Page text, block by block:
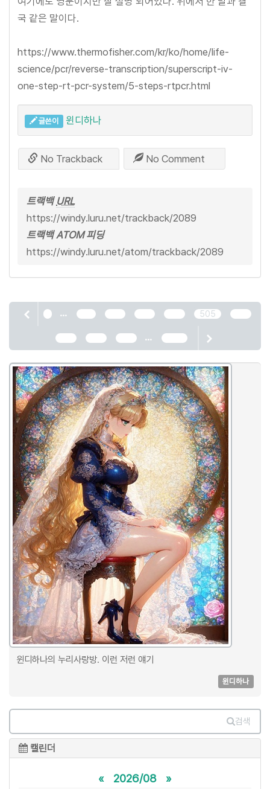
국 같은 말이다.
https://www.thermofisher.com/kr/ko/home/life-
science/pcr/reverse-transcription/superscript-iv-
one-step-rt-pcr-system/5-steps-rtpcr.html
글쓴이 윈디하나
No Trackback No Comment
트랙백 URL
https://windy.luru.net/trackback/2089
트랙백 ATOM 피딩
https://windy.luru.net/atom/trackback/2089
... 505
...
윈디하나의 누리사랑방. 이런 저런 얘기
윈디하나
검색
캘린더
« 2026/08 »